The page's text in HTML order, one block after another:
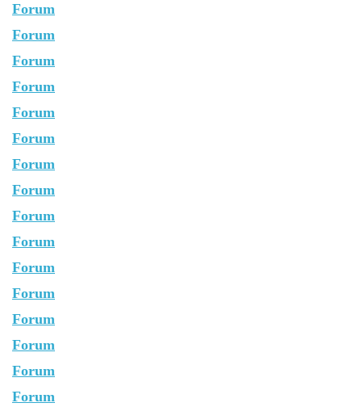
Forum
Forum
Forum
Forum
Forum
Forum
Forum
Forum
Forum
Forum
Forum
Forum
Forum
Forum
Forum
Forum